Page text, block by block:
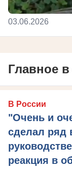
03.06.2026
Главное в
В России
"Очень и
сделал ряд
реакция в